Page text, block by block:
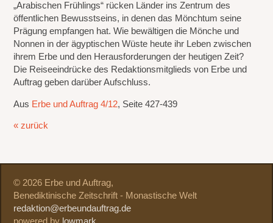
„Arabischen Frühlings“ rücken Länder ins Zentrum des
öffentlichen Bewusstseins, in denen das Mönchtum seine
Prägung empfangen hat. Wie bewältigen die Mönche und
Nonnen in der ägyptischen Wüste heute ihr Leben zwischen
ihrem Erbe und den Herausforderungen der heutigen Zeit?
Die Reiseeindrücke des Redaktionsmitglieds von Erbe und
Auftrag geben darüber Aufschluss.
Aus Erbe und Auftrag 4/12, Seite 427-439
« zurück
© 2026 Erbe und Auftrag,
Benediktinische Zeitschrift - Monastische Welt
redaktion@erbeundauftrag.de
powered by lowmark